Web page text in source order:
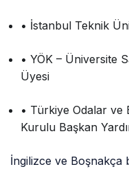
• İstanbul Teknik
• YÖK – Üniversite
Üyesi
• Türkiye Odalar ve
Kurulu Başkan
İngilizce ve Boşnakça